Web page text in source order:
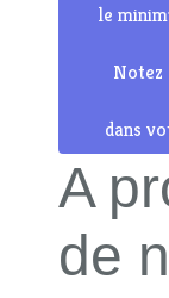
le
Notez
dans
A
de